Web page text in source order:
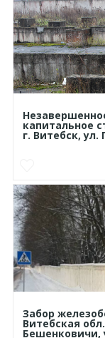
капитальное
г. Витебск, ул.
Забор
Витебская
Бешенковичи,